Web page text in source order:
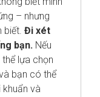
– nhưng
biết. Đi xét
bạn.Nếu
lựa chọn
bạn có thể
và